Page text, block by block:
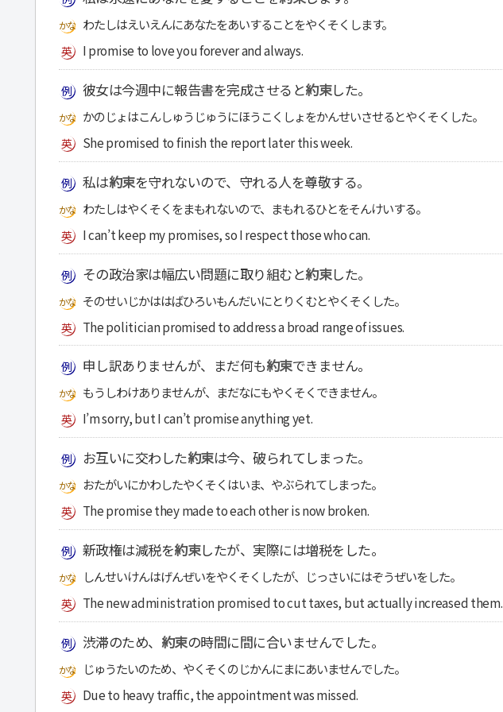
わたしはえいえんにあなたをあいすることをやくそくします。
I promise to love you forever and always.
彼女は今週中に報告書を完成させると約束した。
かのじょはこんしゅうじゅうにほうこくしょをかんせいさせるとやくそくした。
She promised to finish the report later this week.
私は約束を守れないので、守れる人を尊敬する。
わたしはやくそくをまもれないので、まもれるひとをそんけいする。
I can’t keep my promises, so I respect those who can.
その政治家は幅広い問題に取り組むと約束した。
そのせいじかははばひろいもんだいにとりくむとやくそくした。
The politician promised to address a broad range of issues.
申し訳ありませんが、まだ何も約束できません。
もうしわけありませんが、まだなにもやくそくできません。
I’m sorry, but I can’t promise anything yet.
お互いに交わした約束は今、破られてしまった。
おたがいにかわしたやくそくはいま、やぶられてしまった。
The promise they made to each other is now broken.
新政権は減税を約束したが、実際には増税をした。
しんせいけんはげんぜいをやくそくしたが、じっさいにはぞうぜいをした。
The new administration promised to cut taxes, but actually increased them.
渋滞のため、 約束の時間に間に合いませんでした。
じゅうたいのため、やくそくのじかんにまにあいませんでした。
Due to heavy traffic, the appointment was missed.